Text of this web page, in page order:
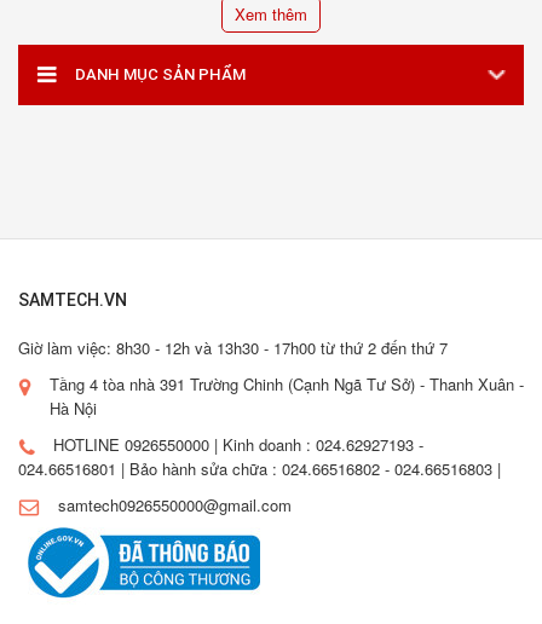
Xem thêm
DANH MỤC SẢN PHẨM
SAMTECH.VN
Giờ làm việc: 8h30 - 12h và 13h30 - 17h00 từ thứ 2 đến thứ 7
Tầng 4 tòa nhà 391 Trường Chinh (Cạnh Ngã Tư Sở) - Thanh Xuân -
Hà Nội
HOTLINE 0926550000 | Kinh doanh : 024.62927193 -
024.66516801 | Bảo hành sửa chữa : 024.66516802 - 024.66516803 |
samtech0926550000@gmail.com